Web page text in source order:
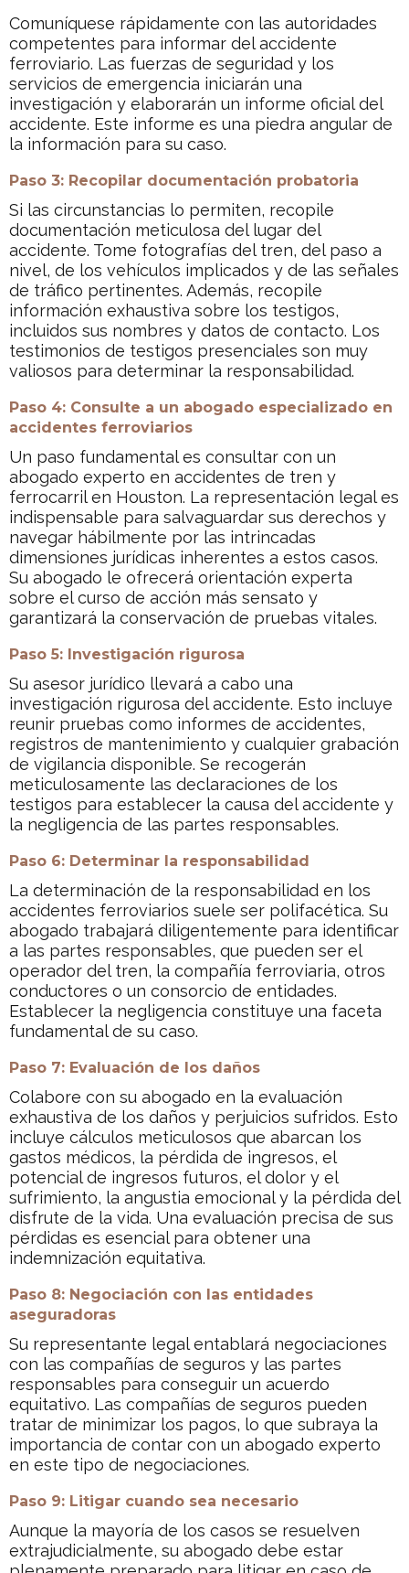
Comuníquese rápidamente con las autoridades
competentes para informar del accidente
ferroviario. Las fuerzas de seguridad y los
servicios de emergencia iniciarán una
investigación y elaborarán un informe oficial del
accidente. Este informe es una piedra angular de
la información para su caso.
Paso 3: Recopilar documentación probatoria
Si las circunstancias lo permiten, recopile
documentación meticulosa del lugar del
accidente. Tome fotografías del tren, del paso a
nivel, de los vehículos implicados y de las señales
de tráfico pertinentes. Además, recopile
información exhaustiva sobre los testigos,
incluidos sus nombres y datos de contacto. Los
testimonios de testigos presenciales son muy
valiosos para determinar la responsabilidad.
Paso 4: Consulte a un abogado especializado en
accidentes ferroviarios
Un paso fundamental es consultar con un
abogado experto en accidentes de tren y
ferrocarril en Houston. La representación legal es
indispensable para salvaguardar sus derechos y
navegar hábilmente por las intrincadas
dimensiones jurídicas inherentes a estos casos.
Su abogado le ofrecerá orientación experta
sobre el curso de acción más sensato y
garantizará la conservación de pruebas vitales.
Paso 5: Investigación rigurosa
Su asesor jurídico llevará a cabo una
investigación rigurosa del accidente. Esto incluye
reunir pruebas como informes de accidentes,
registros de mantenimiento y cualquier grabación
de vigilancia disponible. Se recogerán
meticulosamente las declaraciones de los
testigos para establecer la causa del accidente y
la negligencia de las partes responsables.
Paso 6: Determinar la responsabilidad
La determinación de la responsabilidad en los
accidentes ferroviarios suele ser polifacética. Su
abogado trabajará diligentemente para identificar
a las partes responsables, que pueden ser el
operador del tren, la compañía ferroviaria, otros
conductores o un consorcio de entidades.
Establecer la negligencia constituye una faceta
fundamental de su caso.
Paso 7: Evaluación de los daños
Colabore con su abogado en la evaluación
exhaustiva de los daños y perjuicios sufridos. Esto
incluye cálculos meticulosos que abarcan los
gastos médicos, la pérdida de ingresos, el
potencial de ingresos futuros, el dolor y el
sufrimiento, la angustia emocional y la pérdida del
disfrute de la vida. Una evaluación precisa de sus
pérdidas es esencial para obtener una
indemnización equitativa.
Paso 8: Negociación con las entidades
aseguradoras
Su representante legal entablará negociaciones
con las compañías de seguros y las partes
responsables para conseguir un acuerdo
equitativo. Las compañías de seguros pueden
tratar de minimizar los pagos, lo que subraya la
importancia de contar con un abogado experto
en este tipo de negociaciones.
Paso 9: Litigar cuando sea necesario
Aunque la mayoría de los casos se resuelven
extrajudicialmente, su abogado debe estar